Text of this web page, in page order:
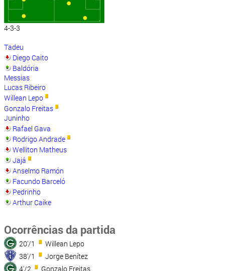
4-3-3
Tadeu
Diego Caito
Baldória
Messias
Lucas Ribeiro
Willean Lepo
Gonzalo Freitas
Juninho
Rafael Gava
Rodrigo Andrade
Welliton Matheus
Jajá
Anselmo Ramón
Facundo Barceló
Pedrinho
Arthur Caike
Ocorrências da partida
20'/1
Willean Lepo
38'/1
Jorge Benítez
4'/2
Gonzalo Freitas